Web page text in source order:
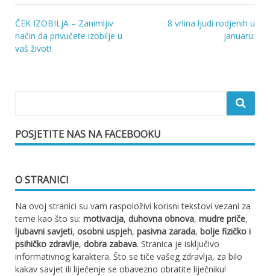
Navigacija
objava
ČEK IZOBILjA – Zanimljiv
način da privučete izobilje u
vaš život!
8 vrlina ljudi rodjenih u
januaru:
POSJETITE NAS NA FACEBOOKU
O STRANICI
Na ovoj stranici su vam raspoloživi korisni tekstovi vezani za
teme kao što su: motivacija, duhovna obnova, mudre priče,
ljubavni savjeti, osobni uspjeh, pasivna zarada, bolje fizičko i
psihičko zdravlje, dobra zabava. Stranica je isključivo
informativnog karaktera. Što se tiče vašeg zdravlja, za bilo
kakav savjet ili liječenje se obavezno obratite liječniku!